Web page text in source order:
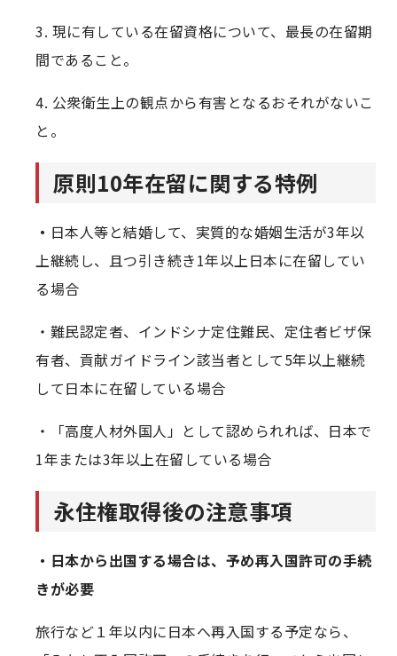
3. 現に有している在留資格について、最長の在留期
間であること。
4. 公衆衛生上の観点から有害となるおそれがないこ
と。
原則10年在留に関する特例
・ 日本人等と結婚して、実質的な婚姻生活が3年以
上継続し、且つ引き続き1年以上日本に在留してい
る場合
・難民認定者、インドシナ定住難民、定住者ビザ保
有者、貢献ガイドライン該当者として5年以上継続
して日本に在留している場合
・「高度人材外国人」として認められれば、日本で
1年または3年以上在留している場合
永住権取得後の注意事項
・日本から出国する場合は、予め再入国許可の手続
きが必要
旅行など１年以内に日本へ再入国する予定なら、